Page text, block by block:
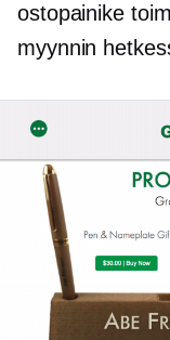
ostopainike
myynnin